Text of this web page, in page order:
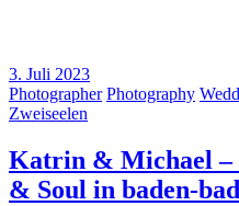
3. Juli 2023
Photographer Photography
Zweiseelen
Katrin & Michael –
& Soul in baden-